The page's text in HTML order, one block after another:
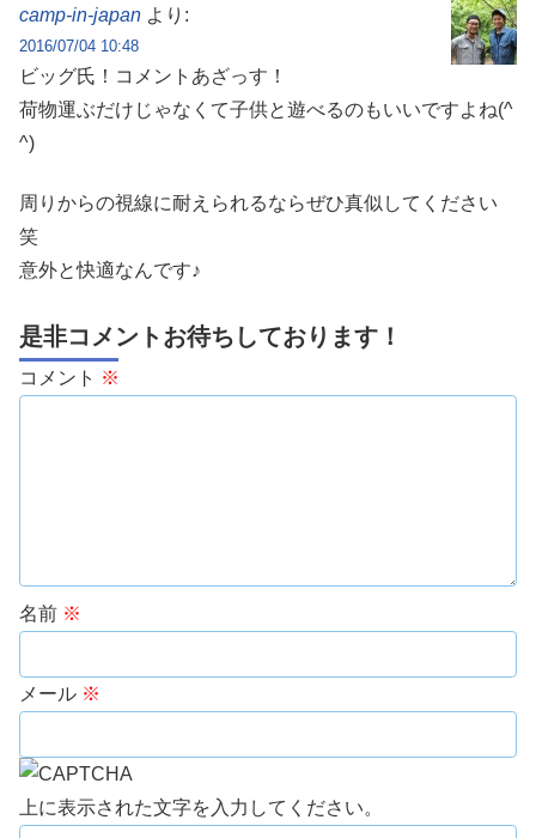
camp-in-japan より:
2016/07/04 10:48
ビッグ氏！コメントあざっす！
荷物運ぶだけじゃなくて子供と遊べるのもいいですよね(^
^)
周りからの視線に耐えられるならぜひ真似してください
笑
意外と快適なんです♪
是非コメントお待ちしております！
コメント ※
名前 ※
メール ※
上に表示された文字を入力してください。